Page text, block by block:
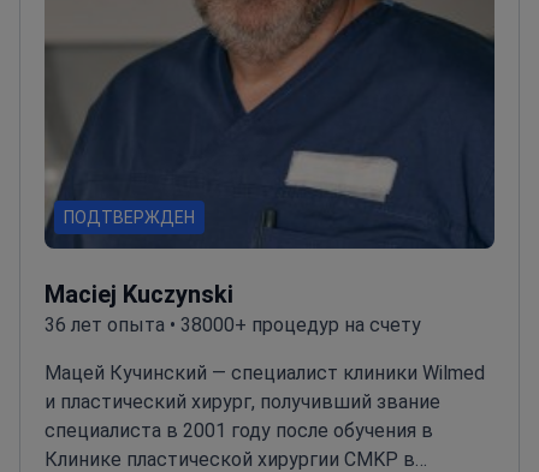
ПОДТВЕРЖДЕН
Maciej Kuczynski
36 лет опыта • 38000+ процедур на счету
Мацей Кучинский — специалист клиники Wilmed
и пластический хирург, получивший звание
специалиста в 2001 году после обучения в
Клинике пластической хирургии CMKP в